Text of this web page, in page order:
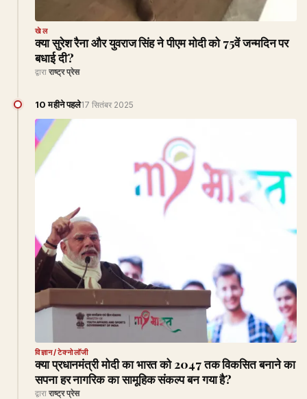
खेल
क्या सुरेश रैना और युवराज सिंह ने पीएम मोदी को 75वें जन्मदिन पर
बधाई दी?
द्वारा राष्ट्र प्रेस
10 महीने पहले17 सितंबर 2025
विज्ञान/टेक्नोलॉजी
क्या प्रधानमंत्री मोदी का भारत को 2047 तक विकसित बनाने का
सपना हर नागरिक का सामूहिक संकल्प बन गया है?
द्वारा राष्ट्र प्रेस